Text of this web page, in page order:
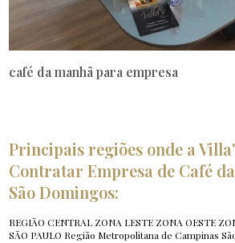
café da manhã para empresa
Principais regiões onde a
Contratar Empresa de Café
São Domingos:
REGIÃO CENTRAL ZONA LESTE ZONA OESTE
SÃO PAULO Região Metropolitana de Campinas